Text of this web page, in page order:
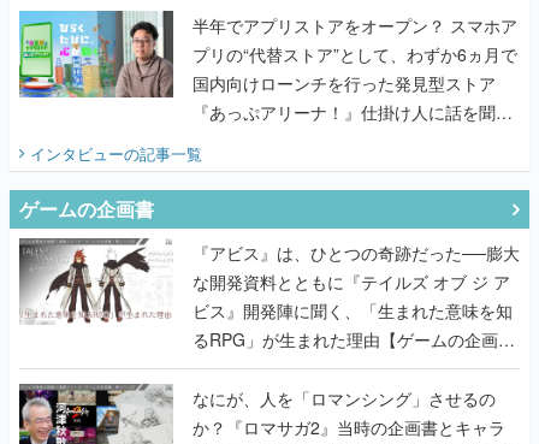
半年でアプリストアをオープン？ スマホア
プリの“代替ストア”として、わずか6ヵ月で
国内向けローンチを行った発見型ストア
『あっぷアリーナ！』仕掛け人に話を聞い
インタビューの記事一覧
ゲームの企画書
『アビス』は、ひとつの奇跡だった──膨大
な開発資料とともに『テイルズ オブ ジ ア
ビス』開発陣に聞く、「生まれた意味を知
るRPG」が生まれた理由【ゲームの企画
書】
なにが、人を「ロマンシング」させるの
か？『ロマサガ2』当時の企画書とキャラ